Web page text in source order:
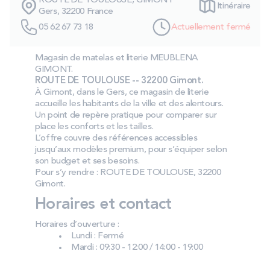
PROMOS
Nos engagements
Storelocator
ContactMon compte
Gers, 32200 France
Itinéraire
05 62 67 73 18 Actuellement fermé
Magasin de matelas et literie MEUBLENA
GIMONT.
ROUTE DE TOULOUSE -- 32200 Gimont.
À Gimont, dans le Gers, ce magasin de literie
accueille les habitants de la ville et des alentours.
Un point de repère pratique pour comparer sur
place les conforts et les tailles.
L’offre couvre des références accessibles
jusqu’aux modèles premium, pour s’équiper selon
son budget et ses besoins.
Pour s’y rendre : ROUTE DE TOULOUSE, 32200
Gimont.
Horaires et contact
Horaires d’ouverture :
Lundi : Fermé
Mardi : 09:30 - 12:00 / 14:00 - 19:00